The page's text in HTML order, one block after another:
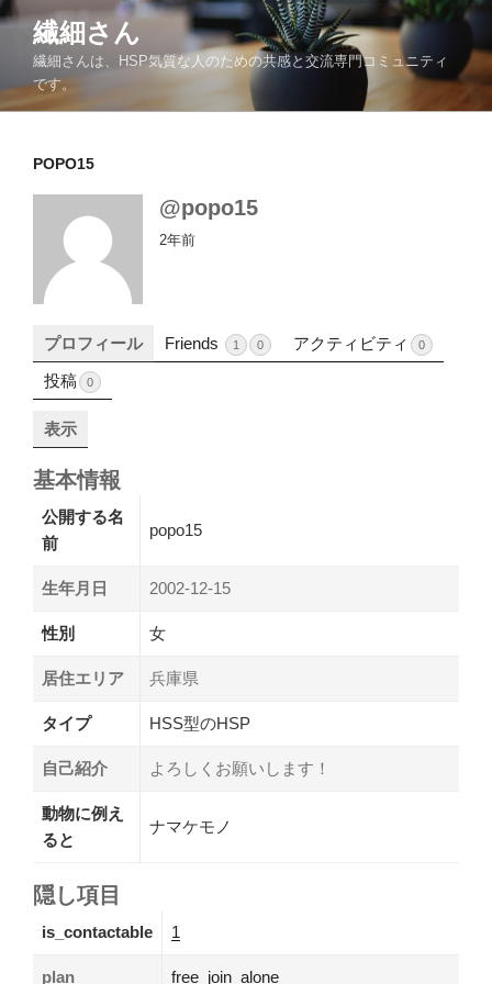
コ
ン
ツ
繊細さん
繊細さんは、HSP気質な人のための共感と交流専門コミュニティ
です。
POPO15
@popo15
2年前
プロフィール Friends 1 0 アクティビティ 0
投稿 0
表示
基本情報
公開する名
前
popo15
生年月日 2002-12-15
性別 女
居住エリア 兵庫県
タイプ HSS型のHSP
自己紹介 よろしくお願いします！
動物に例え
ると
ナマケモノ
隠し項目
is_contactable 1
plan free_join_alone